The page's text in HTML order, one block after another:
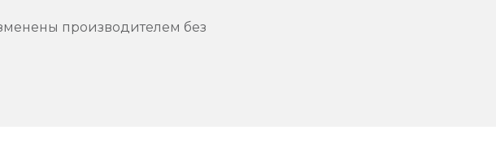
производителем без